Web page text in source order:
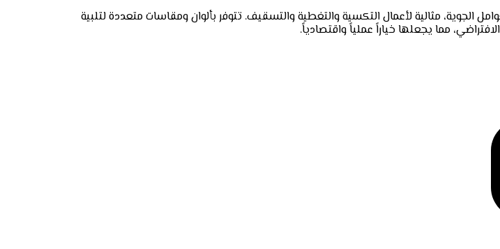
الجوية، مثالية لأعمال التكسية والتغطية والتسقيف. تتوفر بألوان ومقاسات متعددة لتلبية
مما يجعلها خياراً عملياً واقتصادياً.